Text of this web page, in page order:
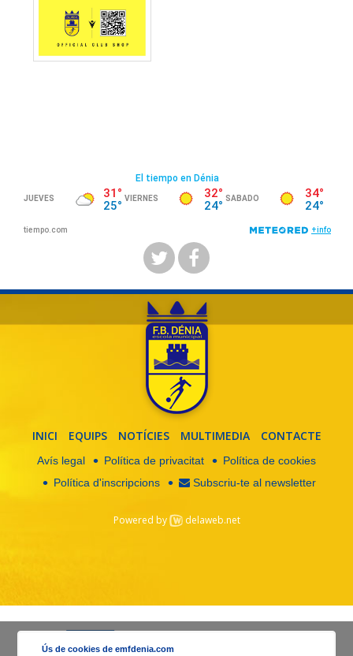
INICI EQUIPS NOTÍCIES MULTIMEDIA CONTACTE
Avís legal Política de privacitat
Política de cookies
Política d'inscripcions
Subscriu-te al newsletter
Powered by delaweb.net
Ús de cookies de emfdenia.com